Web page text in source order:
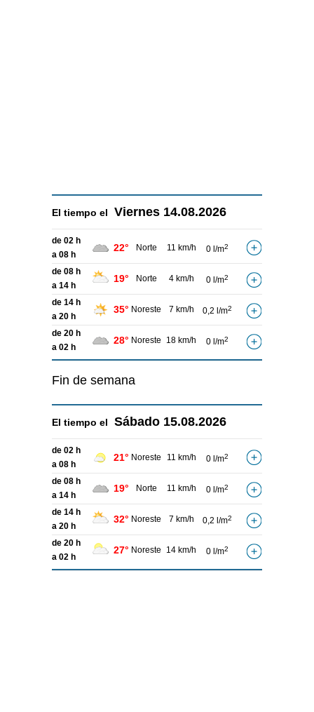
El tiempo el Viernes 14.08.2026
de 02 h
a 08 h
22° Norte 11 km/h 0 l/m2
de 08 h
a 14 h
19° Norte 4 km/h 0 l/m2
de 14 h
a 20 h
35° Noreste 7 km/h 0,2 l/m2
de 20 h
a 02 h
28° Noreste 18 km/h 0 l/m2
Fin de semana
El tiempo el Sábado 15.08.2026
de 02 h
a 08 h
21° Noreste 11 km/h 0 l/m2
de 08 h
a 14 h
19° Norte 11 km/h 0 l/m2
de 14 h
a 20 h
32° Noreste 7 km/h 0,2 l/m2
de 20 h
a 02 h
27° Noreste 14 km/h 0 l/m2